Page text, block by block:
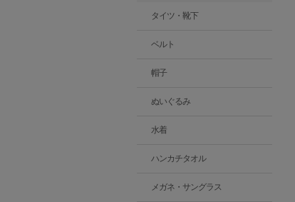
タイツ・靴下
ベルト
帽子
ぬいぐるみ
水着
ハンカチタオル
メガネ・サングラス